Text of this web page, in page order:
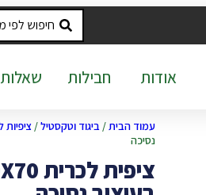
אודות חבילות
עמוד הבית/ביגוד וטקסטיל/ציפיות
נסיכה